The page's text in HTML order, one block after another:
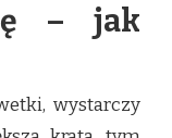
– jak
wystarczy